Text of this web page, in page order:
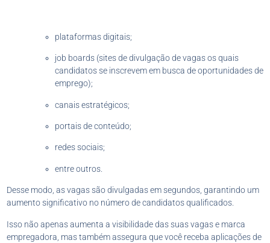
plataformas digitais;
job boards (sites de divulgação de vagas os quais
candidatos se inscrevem em busca de oportunidades de
emprego);
canais estratégicos;
portais de conteúdo;
redes sociais;
entre outros.
Desse modo, as vagas são divulgadas em segundos, garantindo um
aumento significativo no número de candidatos qualificados.
Isso não apenas aumenta a visibilidade das suas vagas e marca
empregadora, mas também assegura que você receba aplicações de